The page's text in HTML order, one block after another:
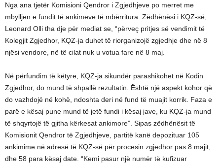
Nga ana tjetër Komisioni Qendror i Zgjedhjeve po merret me
mbylljen e fundit të ankimeve të mbërritura. Zëdhënësi i KQZ-së,
Leonard Olli tha dje për mediat se, “përveç pritjes së vendimit të
Kolegjit Zgjedhor, KQZ-ja duhet të riorganizojë zgjedhje dhe në 8
njësi vendore, në të cilat nuk u votua fare në 8 maj.
Në përfundim të këtyre, KQZ-ja sikundër parashikohet në Kodin
Zgjedhor, do mund të shpallë rezultatin. Është një aspekt kohor që
do vazhdojë në kohë, ndoshta deri në fund të muajit korrik. Faza e
parë e kësaj pune mund të jetë fundi i kësaj jave, ku KQZ-ja mund
të shqyrtojë të gjitha kërkesat ankimore”. Sipas zëdhënësit të
Komisionit Qendror të Zgjedhjeve, partitë kanë depozituar 105
ankimime në adresë të KQZ-së për procesin zgjedhor pas 8 majit,
dhe 58 para kësaj date. “Kemi pasur një numër të kufizuar